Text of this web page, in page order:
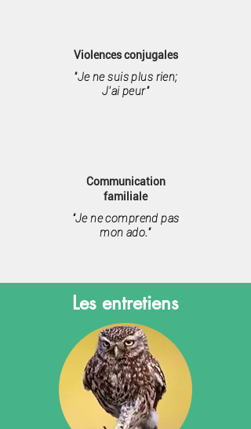
Violences conjugales
"Je ne suis plus rien;
J’ai peur"
Communication
familiale
"Je ne comprend pas
mon ado."
Les entretiens